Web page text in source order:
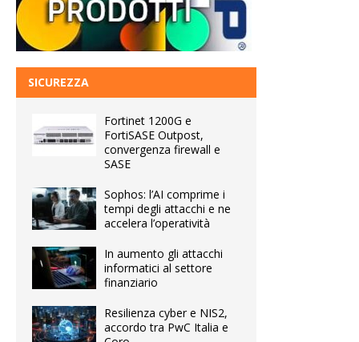
SICUREZZA
Fortinet 1200G e
FortiSASE Outpost,
convergenza firewall e
SASE
Sophos: l’AI comprime i
tempi degli attacchi e ne
accelera l’operatività
In aumento gli attacchi
informatici al settore
finanziario
Resilienza cyber e NIS2,
accordo tra PwC Italia e